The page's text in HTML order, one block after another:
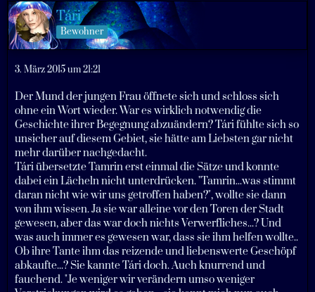
Tári
Bewohner
3. März 2015 um 21:21
Der Mund der jungen Frau öffnete sich und schloss sich
ohne ein Wort wieder. War es wirklich notwendig die
Geschichte ihrer Begegnung abzuändern? Tári fühlte sich so
unsicher auf diesem Gebiet, sie hätte am Liebsten gar nicht
mehr darüber nachgedacht.
Tári übersetzte Tamrin erst einmal die Sätze und konnte
dabei ein Lächeln nicht unterdrücken. "Tamrin...was stimmt
daran nicht wie wir uns getroffen haben?", wollte sie dann
von ihm wissen. Ja sie war alleine vor den Toren der Stadt
gewesen, aber das war doch nichts Verwerfliches...? Und
was auch immer es gewesen war, dass sie ihm helfen wollte..
Ob ihre Tante ihm das reizende und liebenswerte Geschöpf
abkaufte...? Sie kannte Tári doch. Auch knurrend und
fauchend. "Je weniger wir verändern umso weniger